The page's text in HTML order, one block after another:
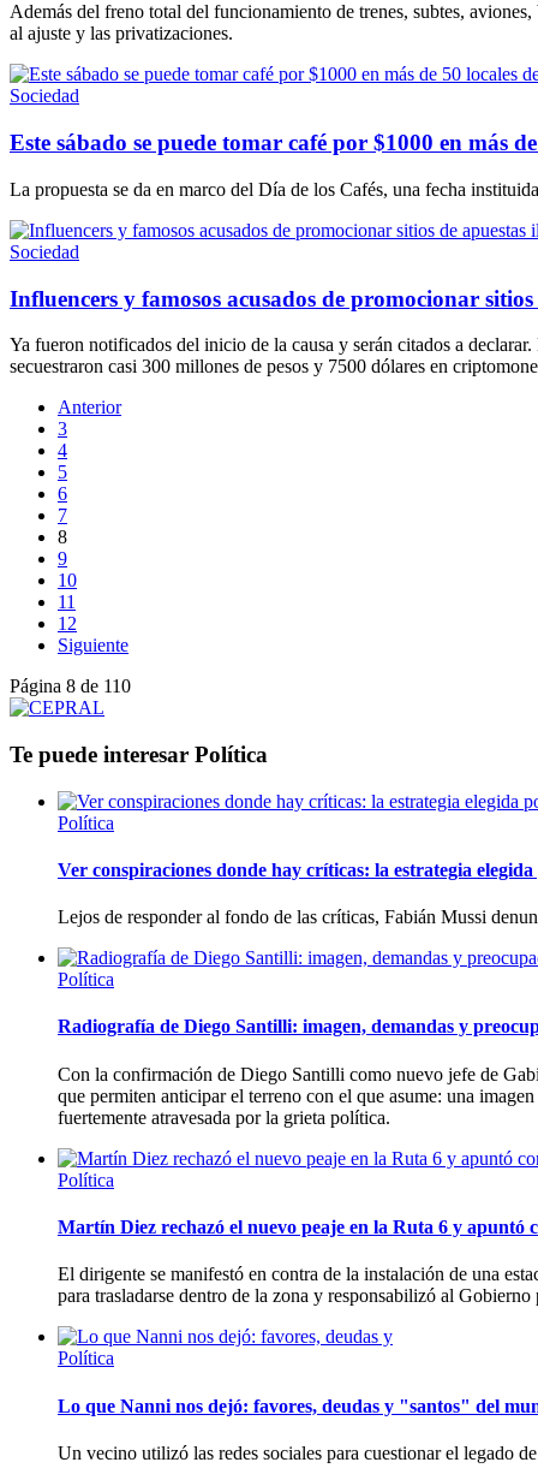
Además del freno total del funcionamiento de trenes, subtes,
al ajuste y las privatizaciones.
Sociedad
Este sábado se puede tomar café por $1000 en más
La propuesta se da en marco del Día de los Cafés, una fecha
Sociedad
Influencers y famosos acusados de promocionar sitios
Ya fueron notificados del inicio de la causa y serán citados a
secuestraron casi 300 millones de pesos y 7500 dólares en
Anterior
3
4
5
6
7
8
9
10
11
12
Siguiente
Página 8 de 110
Te puede interesar Política
Política
Ver conspiraciones donde hay críticas: la estrategia
Lejos de responder al fondo de las críticas, Fabián Mussi
Política
Radiografía de Diego Santilli: imagen, demandas y
Con la confirmación de Diego Santilli como nuevo jefe de
que permiten anticipar el terreno con el que asume: una
fuertemente atravesada por la grieta política.
Política
Martín Diez rechazó el nuevo peaje en la Ruta 6 y
El dirigente se manifestó en contra de la instalación de una
para trasladarse dentro de la zona y responsabilizó al
Política
Lo que Nanni nos dejó: favores, deudas y "santos" del
Un vecino utilizó las redes sociales para cuestionar el legado